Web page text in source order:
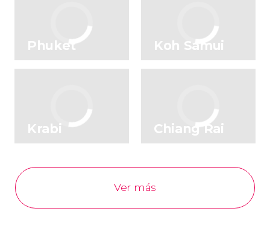
Phuket Koh Samui
Krabi Chiang Rai
Ver más